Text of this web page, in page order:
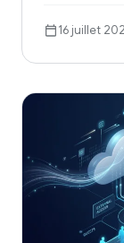
16 juillet